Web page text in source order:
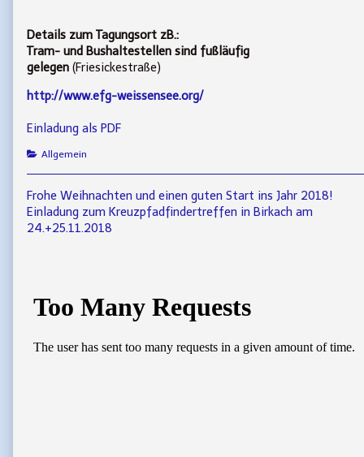
Details zum Tagungsort zB.:
Tram- und Bushaltestellen sind fußläufig
gelegen (Friesickestraße)
http://www.efg-weissensee.org/
Einladung als PDF
Categories
Allgemein
Beitragsnavigation
Previous
post:
Frohe Weihnachten und einen guten Start ins Jahr 2018!
Next
post:
Einladung zum Kreuzpfadfindertreffen in Birkach am
24.+25.11.2018
Sidebar